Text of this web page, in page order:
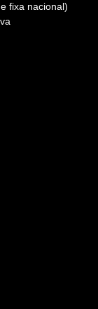
fixa nacional)